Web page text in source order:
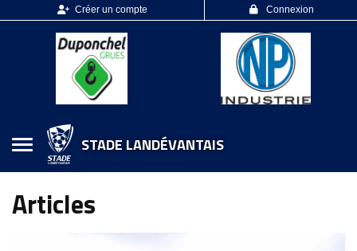
Créer un compte Connexion
STADE LANDÉVANTAIS
Articles
Panneau de gestion des cookies